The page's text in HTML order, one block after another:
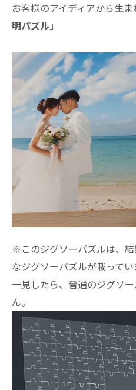
お客様のアイディアから生ま
明パズル」
※このジグソーパズルは、
なジグソーパズルが載ってい
一見したら、普通のジグソ
ん。